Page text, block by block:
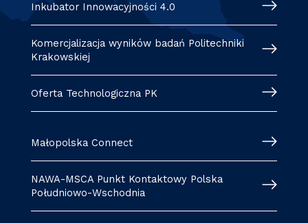
Inkubator Innowacyjności 4.0
Komercjalizacja wyników badań Politechniki
Krakowskiej
Oferta Technologiczna PK
Małopolska Connect
NAWA-MSCA Punkt Kontaktowy Polska
Południowo-Wschodnia